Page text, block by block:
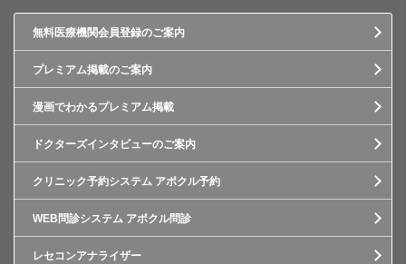
無料医療機関会員登録のご案内
プレミアム掲載のご案内
漫画でわかるプレミアム掲載
ドクターズインタビューのご案内
クリニック予約システム アポクル予約
WEB問診システム アポクル問診
レセコンアナライザー